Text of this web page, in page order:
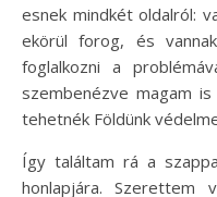
esnek mindkét oldalról:
ekörül forog, és
foglalkozni a
szembenézve magam
tehetnék Földünk
Így találtam rá a
honlapjára. Szerettem